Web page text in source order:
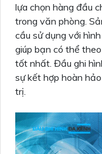
lựa chọn hàng đầu
trong văn phòng.
cầu sử dụng với
giúp bạn có thể
tốt nhất. Đầu ghi
sự kết hợp hoàn
trị.